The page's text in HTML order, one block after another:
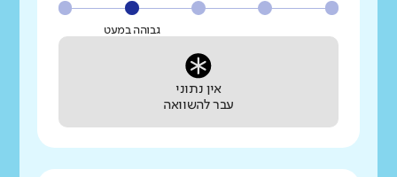
גבוהה במעט
אין נתוני
עבר להשוואה